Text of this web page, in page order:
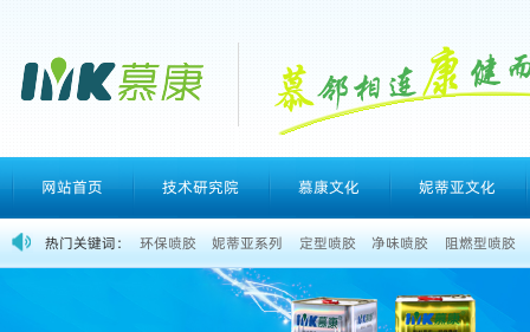
网站首页 技术研究院 慕康文化 妮蒂亚文化
热门关键词： 环保喷胶 妮蒂亚系列 定型喷胶 净味喷胶 阻燃型喷胶